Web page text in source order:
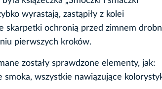
wyrastają, zastąpiły z kolei
skarpetki ochronią przed zimnem
pierwszych kroków.
zostały sprawdzone elementy, jak:
wszystkie nawiązujące